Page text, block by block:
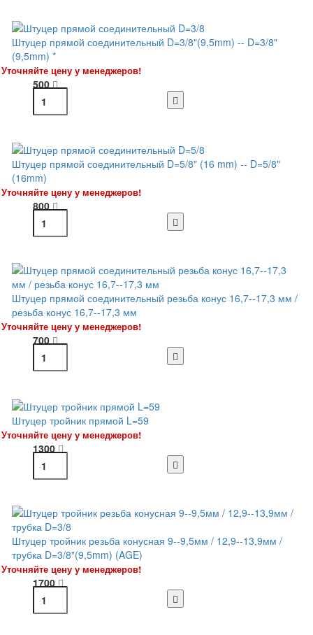
Штуцер прямой соединительный D=3/8"(9,5mm) -- D=3/8"
(9,5mm) *
Уточняйте цену у менеджеров!
500
Штуцер прямой соединительный D=5/8" (16 mm) -- D=5/8"
(16mm)
Уточняйте цену у менеджеров!
800
Штуцер прямой соединительный резьба конус 16,7--17,3 мм /
резьба конус 16,7--17,3 мм
Уточняйте цену у менеджеров!
700
Штуцер тройник прямой L=59
Уточняйте цену у менеджеров!
1300
Штуцер тройник резьба конусная 9--9,5мм / 12,9--13,9мм /
трубка D=3/8"(9,5mm) (AGE)
Уточняйте цену у менеджеров!
1700